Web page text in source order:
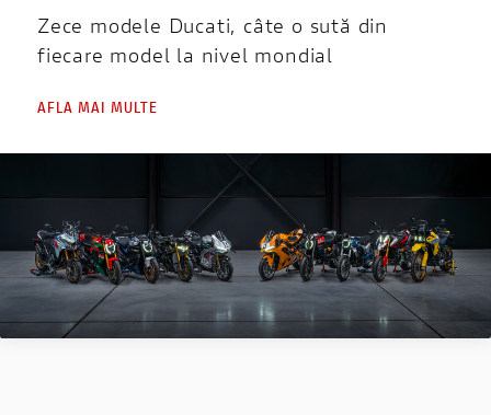
Zece modele Ducati, câte o sută din
fiecare model la nivel mondial
AFLA MAI MULTE